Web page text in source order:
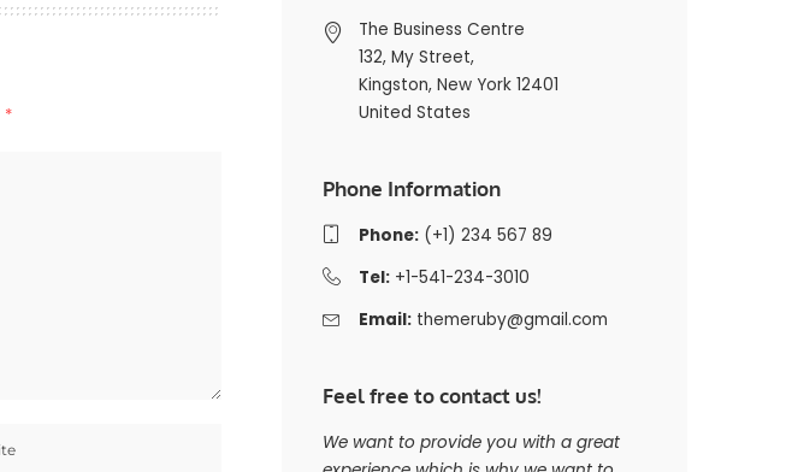
*
The Business Centre
132, My Street,
Kingston, New York 12401
United States
Phone Information
Phone:(+1) 234 567 89
Tel:+1-541-234-3010
Email: themeruby@gmail.com
Feel free to contact us!
We want to provide you with a great